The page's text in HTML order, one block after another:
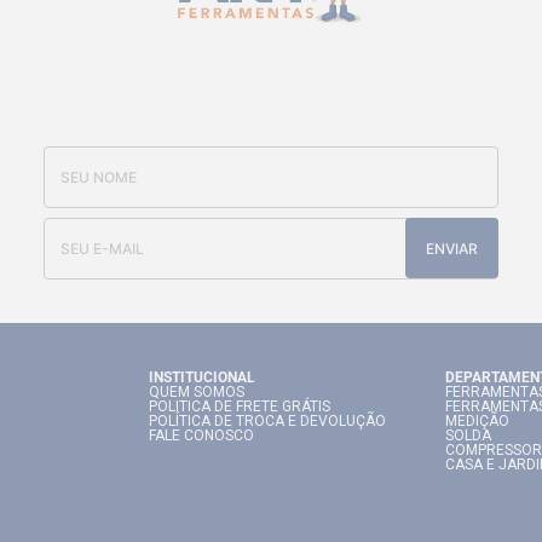
ENVIAR
INSTITUCIONAL
QUEM SOMOS
POLITICA DE FRETE GRÁTIS
POLÍTICA DE TROCA E DEVOLUÇÃO
FALE CONOSCO
MEDIÇÃO
SOLDA
CASA E